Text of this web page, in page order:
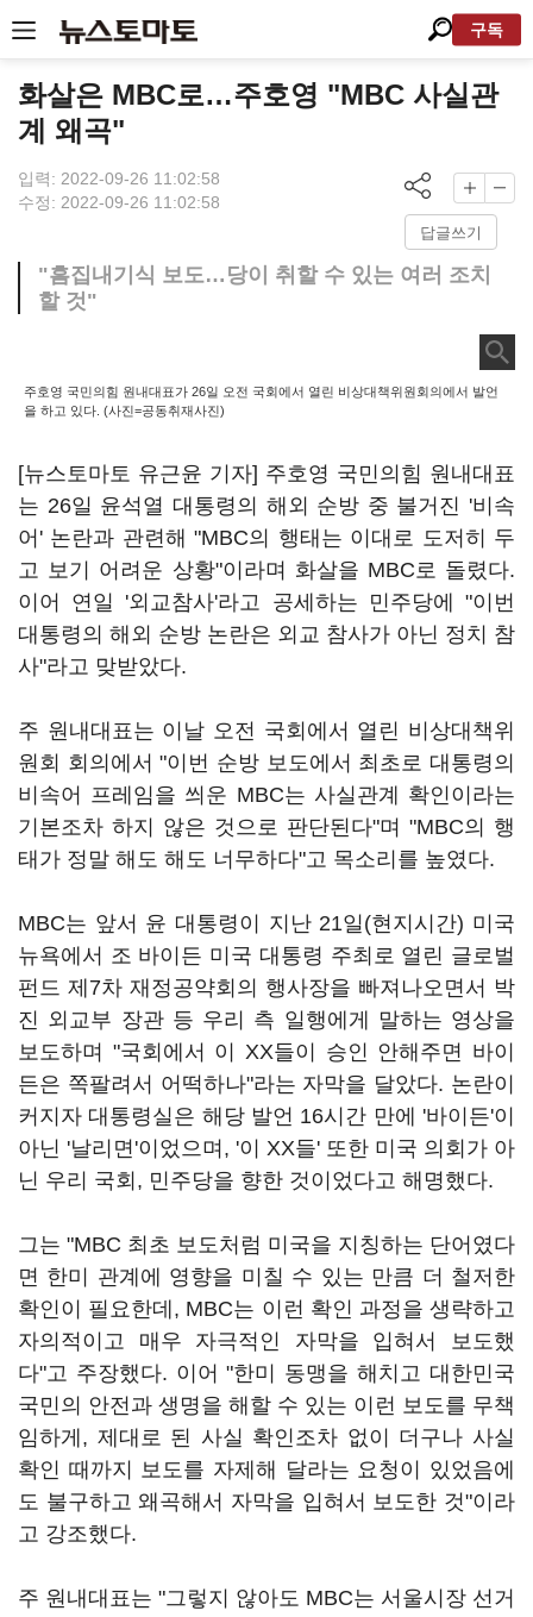
구독
화살은 MBC로…주호영 "MBC 사실관
계 왜곡"
입력: 2022-09-26 11:02:58
수정: 2022-09-26 11:02:58
답글쓰기
"흠집내기식 보도…당이 취할 수 있는 여러 조치
할 것"
주호영 국민의힘 원내대표가 26일 오전 국회에서 열린 비상대책위원회의에서 발언
을 하고 있다. (사진=공동취재사진)
[뉴스토마토 유근윤 기자] 주호영 국민의힘 원내대표
는 26일 윤석열 대통령의 해외 순방 중 불거진 '비속
어' 논란과 관련해 "MBC의 행태는 이대로 도저히 두
고 보기 어려운 상황"이라며 화살을 MBC로 돌렸다.
이어 연일 '외교참사'라고 공세하는 민주당에 "이번
대통령의 해외 순방 논란은 외교 참사가 아닌 정치 참
사"라고 맞받았다.
주 원내대표는 이날 오전 국회에서 열린 비상대책위
원회 회의에서 "이번 순방 보도에서 최초로 대통령의
비속어 프레임을 씌운 MBC는 사실관계 확인이라는
기본조차 하지 않은 것으로 판단된다"며 "MBC의 행
태가 정말 해도 해도 너무하다"고 목소리를 높였다.
MBC는 앞서 윤 대통령이 지난 21일(현지시간) 미국
뉴욕에서 조 바이든 미국 대통령 주최로 열린 글로벌
펀드 제7차 재정공약회의 행사장을 빠져나오면서 박
진 외교부 장관 등 우리 측 일행에게 말하는 영상을
보도하며 "국회에서 이 XX들이 승인 안해주면 바이
든은 쪽팔려서 어떡하나"라는 자막을 달았다. 논란이
커지자 대통령실은 해당 발언 16시간 만에 '바이든'이
아닌 '날리면'이었으며, '이 XX들' 또한 미국 의회가 아
닌 우리 국회, 민주당을 향한 것이었다고 해명했다.
그는 "MBC 최초 보도처럼 미국을 지칭하는 단어였다
면 한미 관계에 영향을 미칠 수 있는 만큼 더 철저한
확인이 필요한데, MBC는 이런 확인 과정을 생략하고
자의적이고 매우 자극적인 자막을 입혀서 보도했
다"고 주장했다. 이어 "한미 동맹을 해치고 대한민국
국민의 안전과 생명을 해할 수 있는 이런 보도를 무책
임하게, 제대로 된 사실 확인조차 없이 더구나 사실
확인 때까지 보도를 자제해 달라는 요청이 있었음에
도 불구하고 왜곡해서 자막을 입혀서 보도한 것"이라
고 강조했다.
주 원내대표는 "그렇지 않아도 MBC는 서울시장 선거